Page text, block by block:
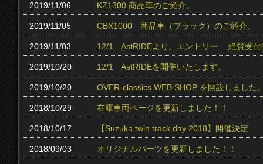
2019/11/06 KZ1300 商品車のご紹介。
2019/11/05 CBX1000 商品車（ブラック）のご紹介。
2019/11/03 12/1 AstRIDEより。エントリー 絶賛受付
2019/10/20 12/1 AstRIDEを開催いたします。
2019/10/20 OVER-classics WEB SHOP を開設しました
2018/10/29 在庫車両ページを更新しました！！
2018/10/17 【Suzuka twin track day 2018】開催決定
2018/09/03 オリジナルパーツを更新しました！！